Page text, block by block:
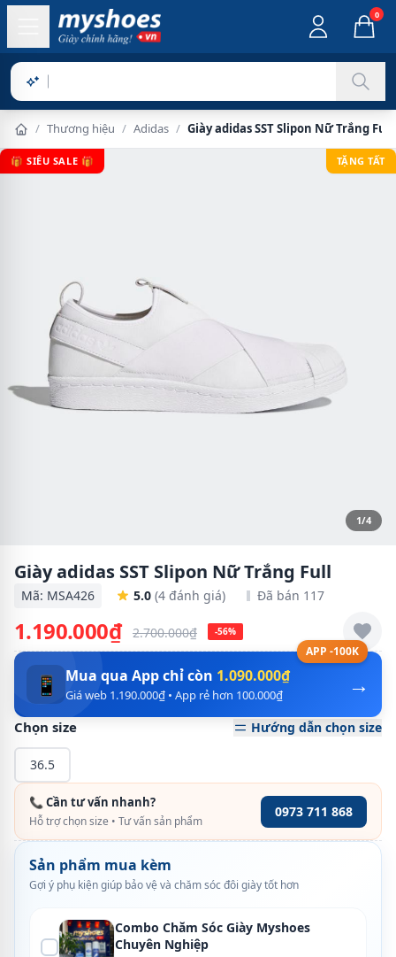
0
Sản phẩ
/ Thương hiệu / Adidas / Giày adidas SST Slipon Nữ Trắng Full
🎁 SIÊU SALE 🎁 TẶNG TẤT
1/4
Giày adidas SST Slipon Nữ Trắng Full
Mã: MSA426 5.0 (4 đánh giá) Đã bán 117
1.190.000₫ 2.700.000₫ -56%
APP -100K
→
📱 Mua qua App chỉ còn 1.090.000₫
Giá web 1.190.000₫ • App rẻ hơn 100.000₫
Chọn size Hướng dẫn chọn size
36.5
📞 Cần tư vấn nhanh?
Hỗ trợ chọn size • Tư vấn sản phẩm
0973 711 868
Sản phẩm mua kèm
Gợi ý phụ kiện giúp bảo vệ và chăm sóc đôi giày tốt hơn
Combo Chăm Sóc Giày Myshoes
Chuyên Nghiệp